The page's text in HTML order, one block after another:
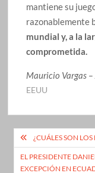
mantiene su
razonablemente
mundial y, a la
comprometida.
Mauricio Vargas
EEUU
de
¿CUÁLES SON
EL PRESIDENTE
EXCEPCIÓN EN